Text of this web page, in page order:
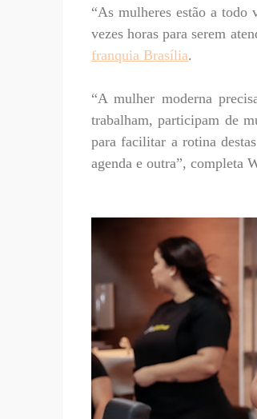
“As mulheres estão a todo
vezes horas para serem
franquia Brasília.
“A mulher moderna
trabalham, participam de
para facilitar a rotina
agenda e outra”, completa